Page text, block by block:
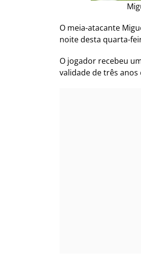
O meia-atacante
noite desta quarta-
O jogador recebeu
validade de três anos